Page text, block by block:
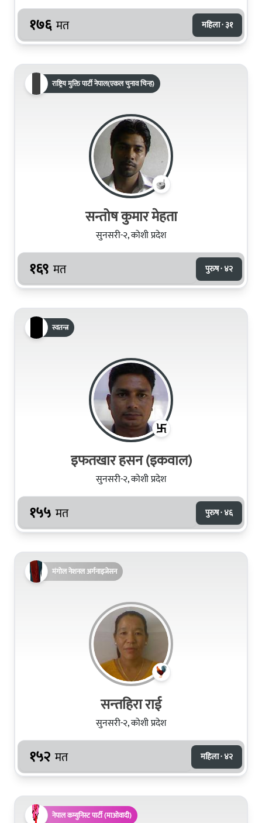
१७६ मत महिला · ३१
राष्ट्रिय मुक्ति पार्टी नेपाल(एकल चुनाव चिन्ह)
सन्तोष कुमार मेहता
सुनसरी-२, कोशी प्रदेश
१६९ मत पुरुष · ४२
स्वतन्त्र
इफतखार हसन (इकवाल)
सुनसरी-२, कोशी प्रदेश
१५५ मत पुरुष · ४६
मंगोल नेशनल अर्गनाइजेसन
सन्‍तहिरा राई
सुनसरी-२, कोशी प्रदेश
१५२ मत महिला · ४२
नेपाल कम्युनिस्ट पार्टी (माओवादी)